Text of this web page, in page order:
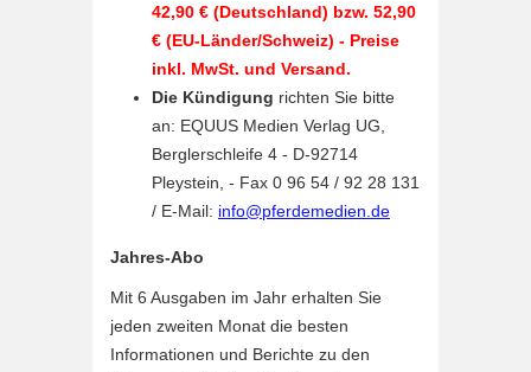
42,90 € (Deutschland) bzw. 52,90
€ (EU-Länder/Schweiz) - Preise
inkl. MwSt. und Versand.
Die Kündigung richten Sie bitte
an: EQUUS Medien Verlag UG,
Berglerschleife 4 - D-92714
Pleystein, - Fax 0 96 54 / 92 28 131
/ E-Mail: info@pferdemedien.de
Jahres-Abo
Mit 6 Ausgaben im Jahr erhalten Sie
jeden zweiten Monat die besten
Informationen und Berichte zu den